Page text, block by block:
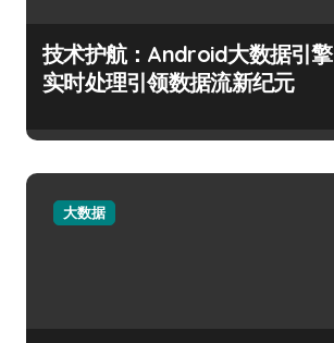
技术护航：Android大数据引擎
实时处理引领数据流新纪元
大数据